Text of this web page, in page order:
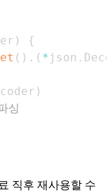
)
{
( ) . ( * json .
)
싱
직후 재사용할 수